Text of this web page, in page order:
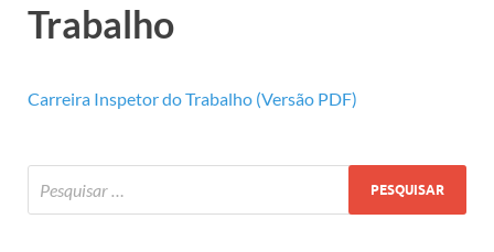
Trabalho
Carreira Inspetor do Trabalho (Versão PDF)